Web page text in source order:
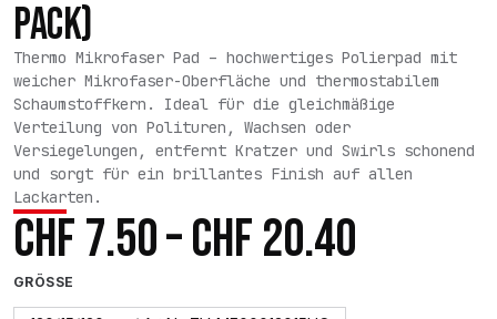
PACK)
Thermo Mikrofaser Pad – hochwertiges Polierpad mit
weicher Mikrofaser-Oberfläche und thermostabilem
Schaumstoffkern. Ideal für die gleichmäßige
Verteilung von Polituren, Wachsen oder
Versiegelungen, entfernt Kratzer und Swirls schonend
und sorgt für ein brillantes Finish auf allen
Lackarten.
CHF7.50–CHF20.40
GRÖSSE